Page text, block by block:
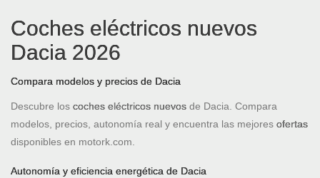
Coches eléctricos nuevos
Dacia 2026
Compara modelos y precios de Dacia
Descubre los coches eléctricos nuevos de Dacia. Compara
modelos, precios, autonomía real y encuentra las mejores ofertas
disponibles en motork.com.
Autonomía y eficiencia energética de Dacia